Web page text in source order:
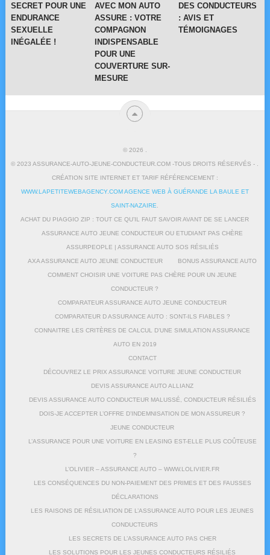
SECRET POUR UNE
ENDURANCE
SEXUELLE
INÉGALÉE !
AVEC MON AUTO
ASSURE : VOTRE
COMPAGNON
INDISPENSABLE
POUR UNE
COUVERTURE SUR-
MESURE
DES CONDUCTEURS
: AVIS ET
TÉMOIGNAGES
© 2026
© 2023 ASSURANCE-AUTO-JEUNE-CONDUCTEUR.COM -TOUS DROITS RÉSERVÉS - .
CRÉATION SITE INTERNET ET TARIF RÉFÉRENCEMENT :
WWW.LAPETITEWEBAGENCY.COM AGENCE WEB À GUÉRANDE LA BAULE ET
SAINT-NAZAIRE
ACHAT DU PIAGGIO ZIP : TOUT CE QU’IL FAUT SAVOIR AVANT DE SE LANCER
ASSURANCE AUTO JEUNE CONDUCTEUR OU ETUDIANT PAS CHÈRE
ASSURPEOPLE | ASSURANCE AUTO SOS RÉSILIÉS
AXA ASSURANCE AUTO JEUNE CONDUCTEUR BONUS ASSURANCE AUTO
COMMENT CHOISIR UNE VOITURE PAS CHÈRE POUR UN JEUNE
CONDUCTEUR ?
COMPARATEUR ASSURANCE AUTO JEUNE CONDUCTEUR
COMPARATEUR D ASSURANCE AUTO : SONT-ILS FIABLES ?
CONNAITRE LES CRITÈRES DE CALCUL D’UNE SIMULATION ASSURANCE
AUTO EN 2019
CONTACT
DÉCOUVREZ LE PRIX ASSURANCE VOITURE JEUNE CONDUCTEUR
DEVIS ASSURANCE AUTO ALLIANZ
DEVIS ASSURANCE AUTO CONDUCTEUR MALUSSÉ, CONDUCTEUR RÉSILIÉS
DOIS-JE ACCEPTER L’OFFRE D’INDEMNISATION DE MON ASSUREUR ?
JEUNE CONDUCTEUR
L’ASSURANCE POUR UNE VOITURE EN LEASING EST-ELLE PLUS COÛTEUSE
?
L’OLIVIER – ASSURANCE AUTO – WWW.LOLIVIER.FR
LES CONSÉQUENCES DU NON-PAIEMENT DES PRIMES ET DES FAUSSES
DÉCLARATIONS
LES RAISONS DE RÉSILIATION DE L’ASSURANCE AUTO POUR LES JEUNES
CONDUCTEURS
LES SECRETS DE L’ASSURANCE AUTO PAS CHER
LES SOLUTIONS POUR LES JEUNES CONDUCTEURS RÉSILIÉS